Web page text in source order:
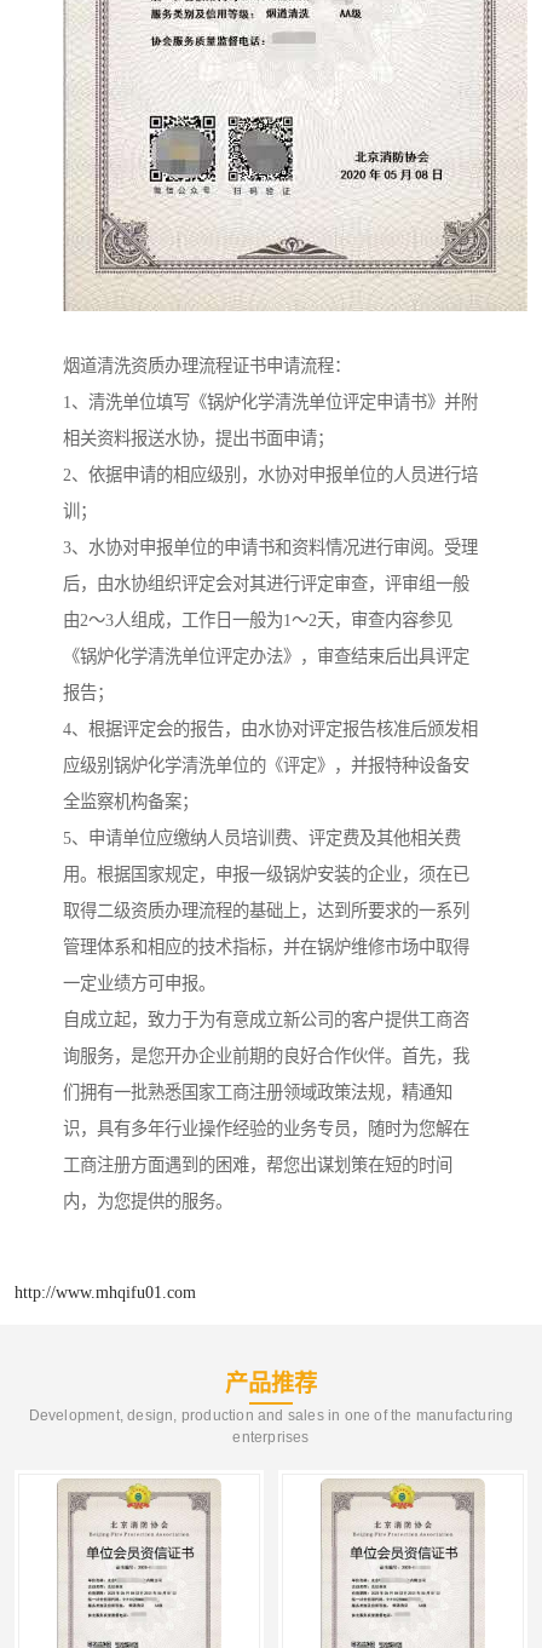
烟道清洗资质办理流程证书申请流程：
1、清洗单位填写《锅炉化学清洗单位评定申请书》并附
相关资料报送水协，提出书面申请；
2、依据申请的相应级别，水协对申报单位的人员进行培
训；
3、水协对申报单位的申请书和资料情况进行审阅。受理
后，由水协组织评定会对其进行评定审查，评审组一般
由2～3人组成，工作日一般为1～2天，审查内容参见
《锅炉化学清洗单位评定办法》，审查结束后出具评定
报告；
4、根据评定会的报告，由水协对评定报告核准后颁发相
应级别锅炉化学清洗单位的《评定》，并报特种设备安
全监察机构备案；
5、申请单位应缴纳人员培训费、评定费及其他相关费
用。根据国家规定，申报一级锅炉安装的企业，须在已
取得二级资质办理流程的基础上，达到所要求的一系列
管理体系和相应的技术指标，并在锅炉维修市场中取得
一定业绩方可申报。
自成立起，致力于为有意成立新公司的客户提供工商咨
询服务，是您开办企业前期的良好合作伙伴。首先，我
们拥有一批熟悉国家工商注册领域政策法规，精通知
识，具有多年行业操作经验的业务专员，随时为您解在
工商注册方面遇到的困难，帮您出谋划策在短的时间
内，为您提供的服务。
http://www.mhqifu01.com
产品推荐
Development, design, production and sales in one of the manufacturing
enterprises